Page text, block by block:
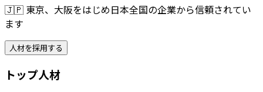
🇯🇵 東京、大阪をはじめ日本全国の企業から信頼されてい
ます
人材を採用する
トップ人材